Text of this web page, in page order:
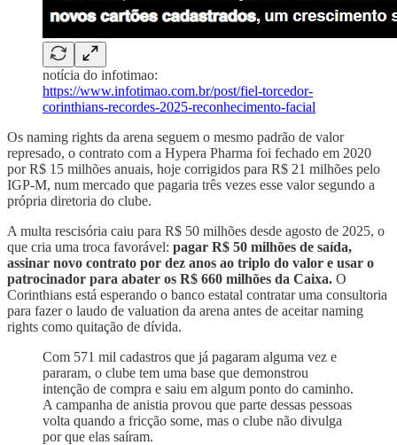
notícia do infotimao:
https://www.infotimao.com.br/post/fiel-torcedor-
corinthians-recordes-2025-reconhecimento-facial
Os naming rights da arena seguem o mesmo padrão de valor
represado, o contrato com a Hypera Pharma foi fechado em 2020
por R$ 15 milhões anuais, hoje corrigidos para R$ 21 milhões pelo
IGP-M, num mercado que pagaria três vezes esse valor segundo a
própria diretoria do clube.
A multa rescisória caiu para R$ 50 milhões desde agosto de 2025, o
que cria uma troca favorável: pagar R$ 50 milhões de saída,
assinar novo contrato por dez anos ao triplo do valor e usar o
patrocinador para abater os R$ 660 milhões da Caixa. O
Corinthians está esperando o banco estatal contratar uma consultoria
para fazer o laudo de valuation da arena antes de aceitar naming
rights como quitação de dívida.
Com 571 mil cadastros que já pagaram alguma vez e
pararam, o clube tem uma base que demonstrou
intenção de compra e saiu em algum ponto do caminho.
A campanha de anistia provou que parte dessas pessoas
volta quando a fricção some, mas o clube não divulga
por que elas saíram.